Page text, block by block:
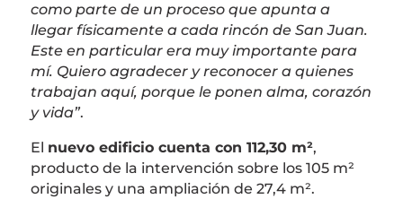
como parte de un proceso que apunta a
llegar físicamente a cada rincón de San Juan.
Este en particular era muy importante para
mí. Quiero agradecer y reconocer a quienes
trabajan aquí, porque le ponen alma, corazón
y vida”.
El nuevo edificio cuenta con 112,30 m²,
producto de la intervención sobre los 105 m²
originales y una ampliación de 27,4 m².